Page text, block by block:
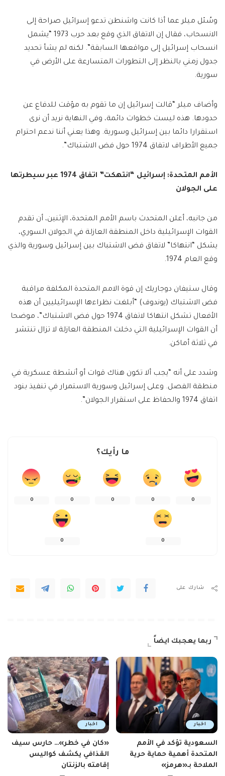
وسُئل ميلر عما أذا كانت واشنطن تدعو إسرائيل صراحة إلى
الانسحاب، فقال إن الاتفاق الذي وقع بعد حرب 1973 “يشمل
انسحاب إسرائيل إلى مواقعها السابقة”. لكنه لم يشأ تحديد
جدول زمني بالنظر إلى التطورات المتسارعة على الأرض في
سورية.
وأضاف ميلر “قالت إسرائيل إن ما تقوم به مؤقت للدفاع عن
حدودها. هذه ليست خطوات دائمة، وفي النهاية نريد أن نرى
استقرارا دائما بين إسرائيل وسورية. وهذا يعني أننا ندعم احترام
جميع الأطراف لاتفاق 1974 حول فض الاشتباك”.
الأمم المتحدة: إسرائيل “انتهكت” اتفاق 1974 عبر سيطرتها
على الجولان
من جانبه، أعلن المتحدث باسم الأمم المتحدة، الإثنين، أن تقدم
القوات الإسرائيلية داخل المنطقة العازلة في الجولان السوري،
يشكل “انتهاكا” لاتفاق فض الاشتباك بين إسرائيل وسورية والذي
وقع العام 1974.
وقال ستيفان دوجاريك إن قوة الامم المتحدة المكلفة مراقبة
فض الاشتباك (يوندوف) “أبلغت نظراءها الإسرائيليين أن هذه
الأفعال تشكل انتهاكا لاتفاق 1974 حول فض الاشتباك”، موضحا
أن القوات الإسرائيلية التي دخلت المنطقة العازلة لا تزال تنتشر
في ثلاثة أماكن.
وشدد على أنه “يجب ألا تكون هناك قوات أو أنشطة عسكرية في
منطقة الفصل. وعلى إسرائيل وسورية الاستمرار في تنفيذ بنود
اتفاق 1974 والحفاظ على استقرار الجولان”.
ما رأيك؟
0
0
0
0
0
0
0
شارك على
ربما يعجبك ايضاً
اخبار
السعودية تؤكد في الأمم
المتحدة أهمية حماية حرية
الملاحة بـ«هرمز»
اخبار
«كان في خطر»… حارس سيف
القذافي يكشف كواليس
إقامته بالزنتان